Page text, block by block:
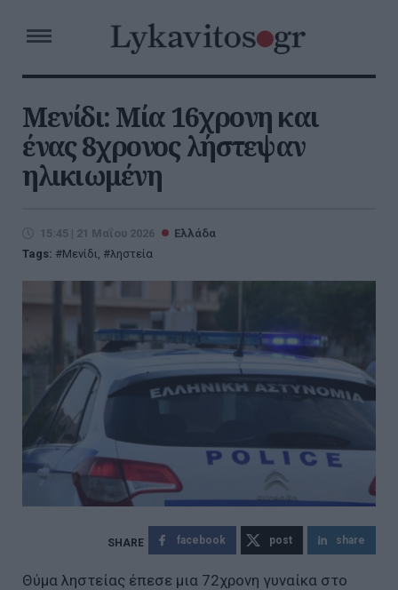
Μενίδι: Μία 16χρονη και
ένας 8χρονος λήστεψαν
ηλικιωμένη
15:45 | 21 Μαΐου 2026
Ελλάδα
Tags:
Μενίδι, ληστεία
facebook post share
Θύμα ληστείας έπεσε μια 72χρονη γυναίκα στο